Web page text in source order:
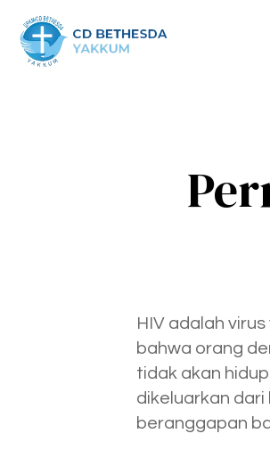
HIV adalah
bahwa orang
tidak akan
dikeluarkan dari
beranggapan